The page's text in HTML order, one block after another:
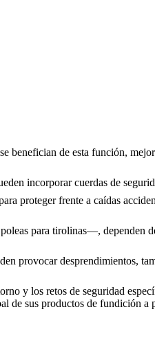
benefician de esta función,
incorporar cuerdas de
proteger frente a caídas
para tirolinas—, dependen
provocar desprendimientos,
y los retos de seguridad
de sus productos de fundición a